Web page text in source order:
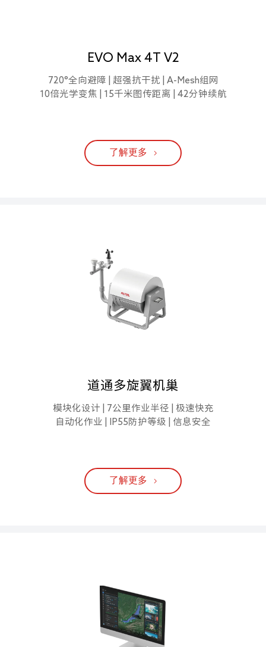
EVO Max 4T V2
720°全向避障 | 超强抗干扰 | A-Mesh组网
10倍光学变焦 | 15千米图传距离 | 42分钟续航
了解更多
道通多旋翼机巢
模块化设计 | 7公里作业半径 | 极速快充
自动化作业 | IP55防护等级 | 信息安全
了解更多